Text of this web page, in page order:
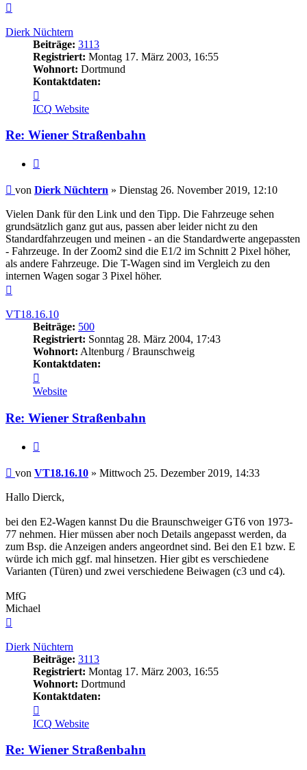
Dierk Nüchtern
Beiträge: 3113
Registriert: Montag 17. März 2003, 16:55
Wohnort: Dortmund
Kontaktdaten:
von
Dierk
Nüchtern
ICQ Website
Re: Wiener Straßenbahn
Beitrag
von Dierk Nüchtern » Dienstag 26. November 2019, 12:10
Vielen Dank für den Link und den Tipp. Die Fahrzeuge sehen
grundsätzlich ganz gut aus, passen aber leider nicht zu den
Standardfahrzeugen und meinen - an die Standardwerte angepassten
- Fahrzeuge. In der Zoom2 sind die E1/2 im Schnitt 2 Pixel höher,
als andere Fahrzeuge. Die T-Wagen sind im Vergleich zu den
internen Wagen sogar 3 Pixel höher.
VT18.16.10
Beiträge: 500
Registriert: Sonntag 28. März 2004, 17:43
Wohnort: Altenburg / Braunschweig
Kontaktdaten:
von
VT18.16.10
Website
Re: Wiener Straßenbahn
Beitrag
von VT18.16.10 » Mittwoch 25. Dezember 2019, 14:33
Hallo Dierck,
bei den E2-Wagen kannst Du die Braunschweiger GT6 von 1973-
77 nehmen. Hier müssen aber noch Details angepasst werden, da
zum Bsp. die Anzeigen anders angeordnet sind. Bei den E1 bzw. E
würde ich mich ggf. mal hinsetzen. Hier gibt es verschiedene
Varianten (Türen) und zwei verschiedene Beiwagen (c3 und c4).
MfG
Michael
Dierk Nüchtern
Beiträge: 3113
Registriert: Montag 17. März 2003, 16:55
Wohnort: Dortmund
Kontaktdaten:
von
Dierk
Nüchtern
ICQ Website
Re: Wiener Straßenbahn